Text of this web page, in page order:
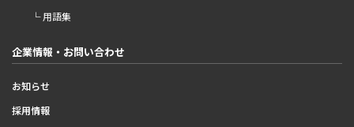
└ 用語集
企業情報・お問い合わせ
お知らせ
採用情報